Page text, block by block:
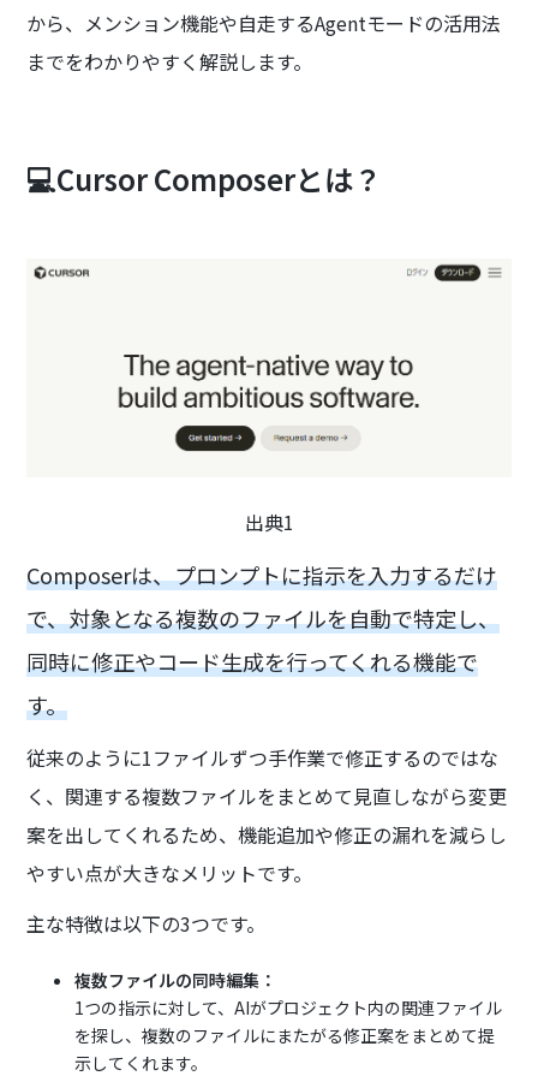
から、メンション機能や自走するAgentモードの活用法
までをわかりやすく解説します。
💻Cursor Composerとは？
出典1
Composerは、プロンプトに指示を入力するだけ
で、対象となる複数のファイルを自動で特定し、
同時に修正やコード生成を行ってくれる機能で
す。
従来のように1ファイルずつ手作業で修正するのではな
く、関連する複数ファイルをまとめて見直しながら変更
案を出してくれるため、機能追加や修正の漏れを減らし
やすい点が大きなメリットです。
主な特徴は以下の3つです。
複数ファイルの同時編集：
1つの指示に対して、AIがプロジェクト内の関連ファイル
を探し、複数のファイルにまたがる修正案をまとめて提
示してくれます。